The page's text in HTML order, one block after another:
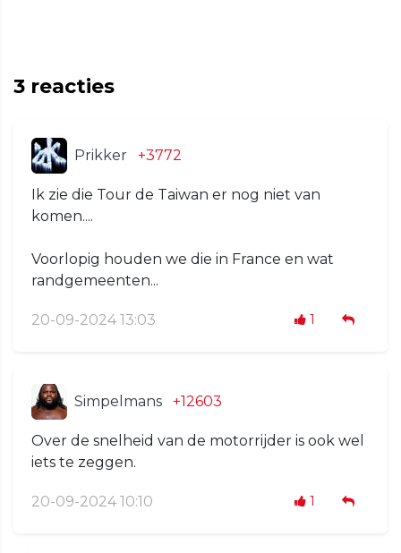
3 reacties
Prikker +3772
Ik zie die Tour de Taiwan er nog niet van
komen....
Voorlopig houden we die in France en wat
randgemeenten...
20-09-2024 13:03 1
Simpelmans +12603
Over de snelheid van de motorrijder is ook wel
iets te zeggen.
20-09-2024 10:10 1